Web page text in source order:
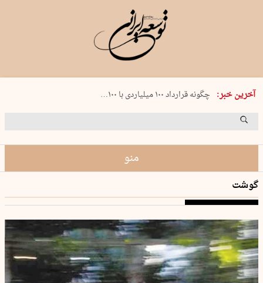
آخرین خبر:
شنبه 17 مرداد 1405 شماره 2244
چگونه قرارداد ۱۰۰ میلیاردی با ۱۰۰…
پنجره‌ای که باز نشد
منو
گوشت